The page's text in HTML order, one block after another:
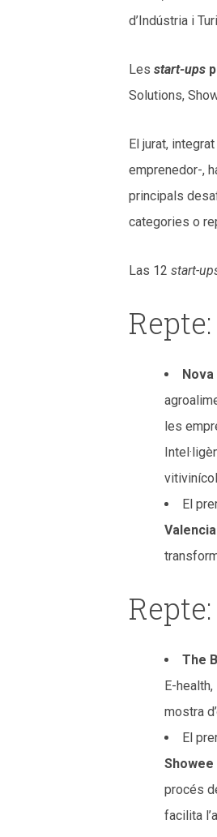
d’Indústria i
Les start-ups
Solutions,
El jurat,
emprenedor-,
principals
categories o
Las 12 start-
les
El
The
E-
mostra
El
Showee
procés
facilita